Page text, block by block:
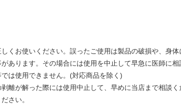
くお使いください。誤ったご使用は製品の破損や、身体
あります。その場合には使用を中止して早急に医師に相
は使用できません。(対応商品を除く)
離が解った際には使用中止して、早めに当店まで相談く
さい。